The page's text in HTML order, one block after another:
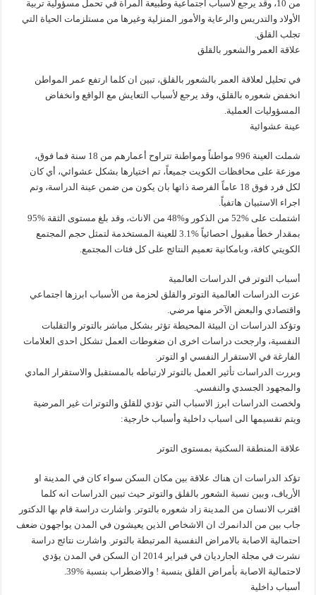
من 10، وقد يرجع لأسباب اجتماعية وطبيعة المرأة في تحمل مسؤولية تربية
الأولاد والتدريس والرعاية والأمور المنزلية وغيرها من مستلزمات الحياة التي
تجلب القلق.
علاقة العمر والشعور بالقلق
في تحليل لعلاقة العمر بالشعور بالقلق، تبين ان كلما ارتفع عمر المواطن
انخفض شعوره بالقلق، وقد يرجع لأسباب التعايش مع الواقع وانخفاض
المسؤوليات العملية.
عينة عشوائية
شملت العينة 996 مواطناً ومواطنة تتراوح أعمارهم من 18 سنة فما فوق،
موزعة على محافظات الكويت جميعاً، تم اختيارها بشكل عشوائي، أي كان
لكل فرد فوق 18 عاماً الفرصة ذاتها بان يكون من ضمن عينة الدراسة، وتم
اجراء الاستبيان هاتفياً.
اشتملت على %52 من الذكور و%48 من الاناث، وقد بلغ مستوى الثقة %95
بمقدار خطأ مقبول احصائياً %3.1 للعينة المستخدمة لتمثل حجم المجتمع
الكويتي كافة، وبامكانية تعميم النتائج على كل فئات المجتمع.
أسباب التوتر في الدراسات العالمية
عزت الدراسات العالمية التوتر والقلق لحزمة من الأسباب ابرزها اجتماعي
واقتصادي والبعض الآخر منها مرضي.
وتؤكد الدراسات ان البيئة المحيطة تؤثر بشكل مباشر بالتوتر والتقلبات
النفسية، وارجحت دراسات اخرى ان ضغوطات العمل تشكل احدى العلامات
الفارغة في الاستقرار النفسي او التوتر.
وبررت الدراسات تأثير العمل بالتوتر لارتباطه بالمستقبل والاستقرار المادي
والمجهود الجسدي والنفسي.
ولخصت الدراسات ابرز الاسباب التي تؤدي للقلق والتوترات غير المرضية
ويتم تقسيمها الى اسباب داخلية وأسباب خارجية:
علاقة المنطقة السكنية بمستوى التوتر
تؤكد الدراسات ان هناك علاقة بين مكان السكن سواء كان في المدينة او
الأرياف، وبين نسبة الشعور بالقلق والتوتر حيث تبين الدراسات انه كلما
اقترب الانسان من المدينة زاد شعوره بالتوتر. واشارت دراسة قام بها الدكتور
جاب بين من الدانمرك ان الاشخاص الذين يعيشون في المدن يواجهون ضعف
احتمالية الاصابة بالامراض النفسية المرتبطة بالتوتر. واشارت نتائج دراسة
نشرت في مجلة الجارديان في فبراير 2014 ان السكن في المدن يؤدي
لاحتمالية الاصابة بأمراض القلق بنسبة ! والاضطراب بنسبة %39.
أسباب داخلية